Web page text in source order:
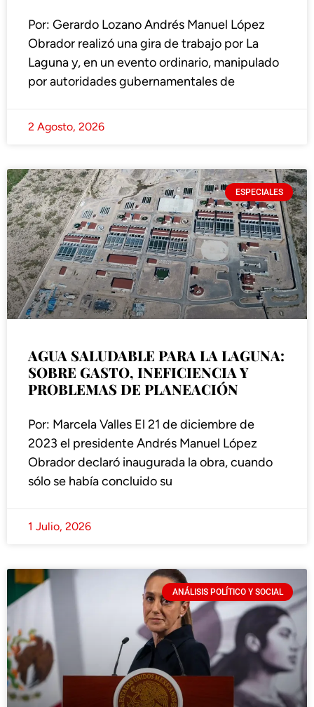
Por: Gerardo Lozano Andrés Manuel López
Obrador realizó una gira de trabajo por La
Laguna y, en un evento ordinario, manipulado
por autoridades gubernamentales de
2 Agosto, 2026
ESPECIALES
AGUA SALUDABLE PARA LA LAGUNA:
SOBRE GASTO, INEFICIENCIA Y
PROBLEMAS DE PLANEACIÓN
Por: Marcela Valles El 21 de diciembre de
2023 el presidente Andrés Manuel López
Obrador declaró inaugurada la obra, cuando
sólo se había concluido su
1 Julio, 2026
ANÁLISIS POLÍTICO Y SOCIAL